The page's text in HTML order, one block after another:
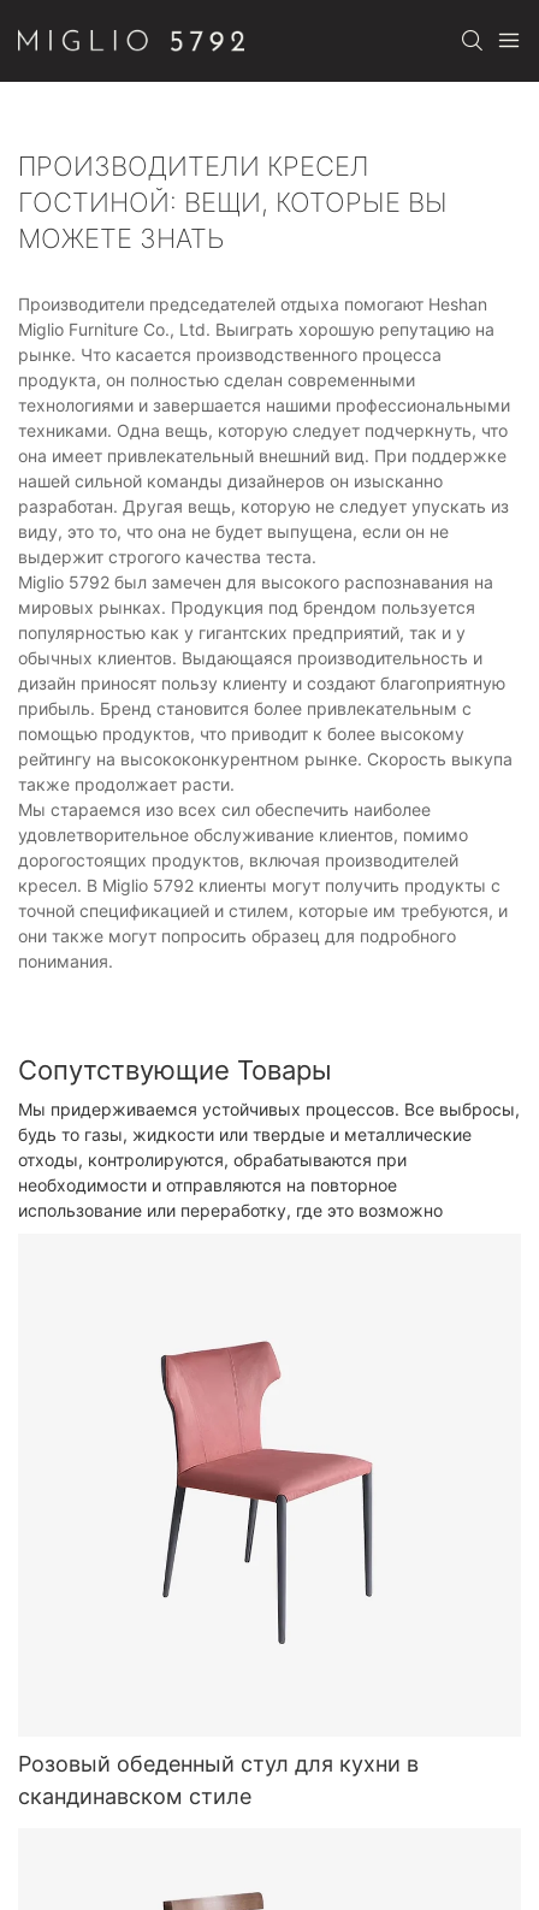
ПРОИЗВОДИТЕЛИ КРЕСЕЛ
ГОСТИНОЙ: ВЕЩИ, КОТОРЫЕ ВЫ
МОЖЕТЕ ЗНАТЬ
Производители председателей отдыха помогают Heshan
Miglio Furniture Co., Ltd. Выиграть хорошую репутацию на
рынке. Что касается производственного процесса
продукта, он полностью сделан современными
технологиями и завершается нашими профессиональными
техниками. Одна вещь, которую следует подчеркнуть, что
она имеет привлекательный внешний вид. При поддержке
нашей сильной команды дизайнеров он изысканно
разработан. Другая вещь, которую не следует упускать из
виду, это то, что она не будет выпущена, если он не
выдержит строгого качества теста.
Miglio 5792 был замечен для высокого распознавания на
мировых рынках. Продукция под брендом пользуется
популярностью как у гигантских предприятий, так и у
обычных клиентов. Выдающаяся производительность и
дизайн приносят пользу клиенту и создают благоприятную
прибыль. Бренд становится более привлекательным с
помощью продуктов, что приводит к более высокому
рейтингу на высококонкурентном рынке. Скорость выкупа
также продолжает расти.
Мы стараемся изо всех сил обеспечить наиболее
удовлетворительное обслуживание клиентов, помимо
дорогостоящих продуктов, включая производителей
кресел. В Miglio 5792 клиенты могут получить продукты с
точной спецификацией и стилем, которые им требуются, и
они также могут попросить образец для подробного
понимания.
Сопутствующие Товары
Мы придерживаемся устойчивых процессов. Все выбросы,
будь то газы, жидкости или твердые и металлические
отходы, контролируются, обрабатываются при
необходимости и отправляются на повторное
использование или переработку, где это возможно
Розовый обеденный стул для кухни в
скандинавском стиле